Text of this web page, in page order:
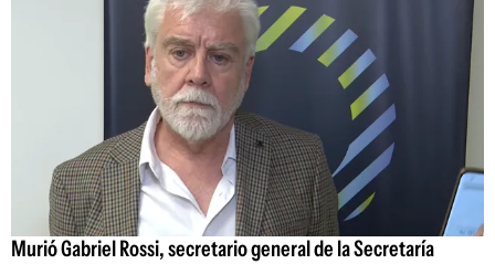
Murió Gabriel Rossi, secretario general de la Secretaría